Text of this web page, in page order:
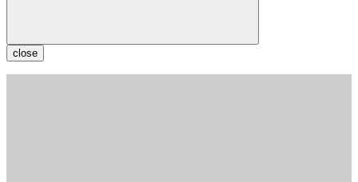
close